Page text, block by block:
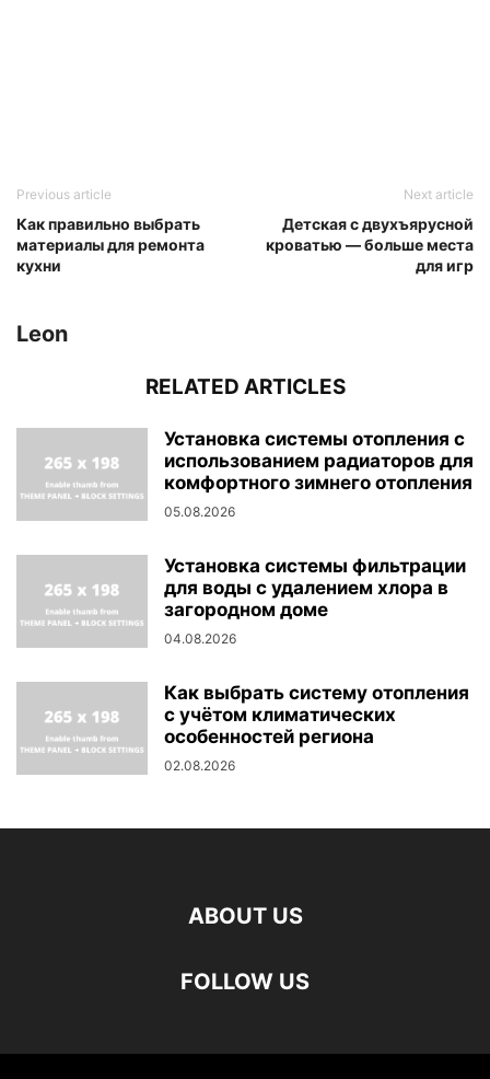
Previous article
Как правильно выбрать
материалы для ремонта
кухни
Next article
Детская с двухъярусной
кроватью — больше места
для игр
Leon
RELATED ARTICLES
Установка системы отопления с
использованием радиаторов для
комфортного зимнего отопления
05.08.2026
Установка системы фильтрации
для воды с удалением хлора в
загородном доме
04.08.2026
Как выбрать систему отопления
с учётом климатических
особенностей региона
02.08.2026
ABOUT US
FOLLOW US